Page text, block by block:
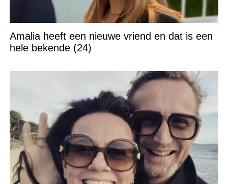
Amalia heeft een nieuwe vriend en dat is een
hele bekende (24)